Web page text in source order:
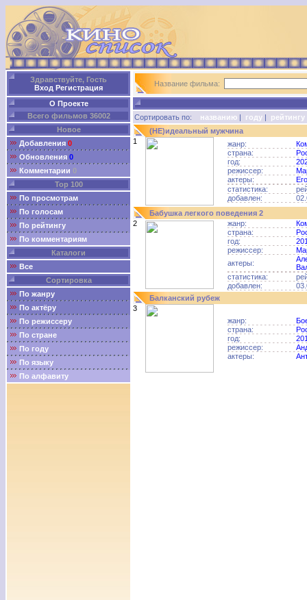
Здравствуйте, Гость
Вход Регистрация
О Проекте
Всего фильмов 36002
Новое
Добавления 0
Обновления 0
Комментарии 0
Top 100
По просмотрам
По голосам
По рейтингу
По комментариям
Каталоги
Все
Сортировка
По жанру
По актёру
По режиссеру
По стране
По году
По языку
По алфавиту
Название фильма:
Сортировать по: названию | году | рейтингу
(НЕ)идеальный мужчина
1
жанр:
страна:
год:
режиссер:
актеры:
статистика:
добавлен:
Бабушка легкого поведения 2
2
жанр:
страна:
год:
режиссер:
актеры:
статистика:
добавлен:
Балканский рубеж
3
жанр:
страна:
год:
режиссер:
актеры: